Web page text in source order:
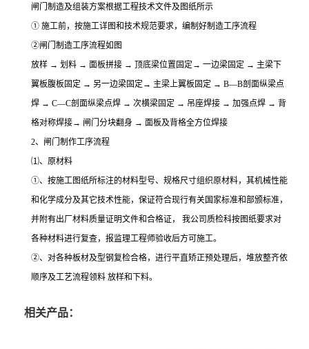
闸门制造及组装方案根据工程技术文件及图纸所示
① 施工前，按施工详图和技术规范要求，编制好制造工序流程
②闸门制造工序流程如图
放样 → 划料 → 面板拼接 → 顶底梁位置固定→ 一边梁固定 → 主梁下
翼板腹板固定 → 另一边梁固定→ 主梁上翼板固定 → B—B剖面纵梁点
焊 → C—C剖面纵梁点焊 → 次横梁固定 → 吊座焊接 → 加强点焊 → 背
格对称焊接→ 闸门分块翻身 → 面板及背格全方位焊接
2、闸门制作工序流程
⑴、原材料
①、按施工图纸所标注的材料型号、规格尺寸组织原材料，其机械性能
和化学成分及其它技术性能，保证符合现行有关国家标准和部颁标准，
并附有出厂材料质量证明文件和合格证， 我公司质检科按图纸要求对
各种材料进行复查，报监理工程师验收后方可施工。
②、对各种板材及型钢复检合格，进行平直矫正预处理后，堆放整齐依
顺序及工艺流程领料 放样和下料。
相关产品：